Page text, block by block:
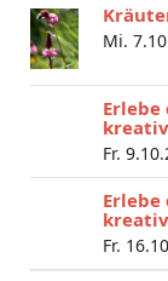
Mi.
Fr.
Fr.